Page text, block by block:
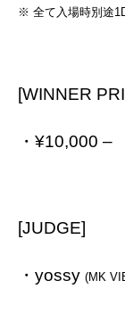
※ 全て入場時別途
[WINNER
・¥10,000 –
[JUDGE]
・yossy (MK